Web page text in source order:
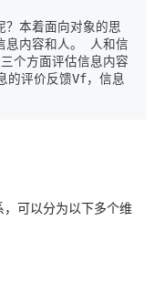
？本着面向对象的思
息内容和人。 人和信
个方面评估信息内容
的评价反馈Vf，信息
可以分为以下多个维